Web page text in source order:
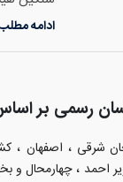
ادامه
رسمی بر
شرقی ، اصفهان ،
احمد ،چهارمحال و